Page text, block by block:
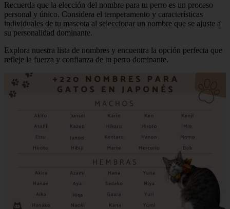
Recuerda que la elección del nombre para tu perro es un proceso
personal y único. Considera el temperamento y características
individuales de tu mascota al seleccionar un nombre que se ajuste a
su personalidad dominante.
Explora nuestra lista de nombres y encuentra la opción perfecta que
refleje la fuerza y confianza de tu perro dominante.